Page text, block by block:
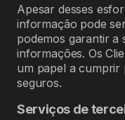
Apesar desses
informação pode
podemos garantir a
informações. Os
um papel a cumprir
seguros.
Serviços de